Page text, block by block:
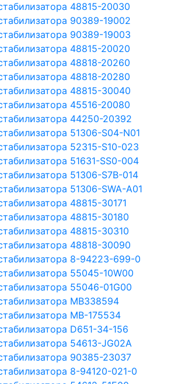
48815-20030
90389-19002
90389-19003
48815-20020
48818-20260
48818-20280
48815-30040
45516-20080
44250-20392
51306-S04-N01
52315-S10-023
51631-SS0-004
51306-S7B-014
51306-SWA-A01
48815-30171
48815-30180
48815-30310
48818-30090
8-94223-699-0
55045-10W00
55046-01G00
MB338594
MB-175534
D651-34-156
54613-JG02A
90385-23037
8-94120-021-0